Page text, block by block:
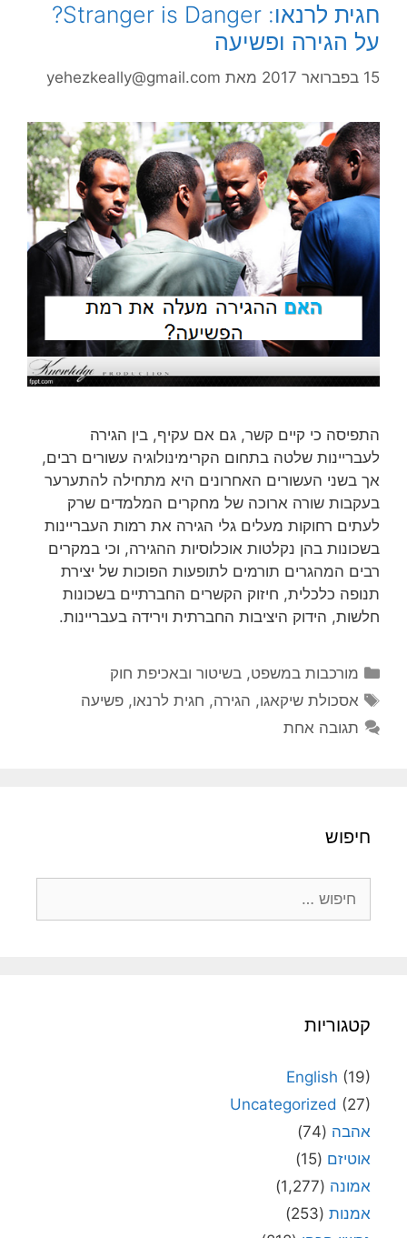
חגית לרנאו: Stranger is Danger?
על הגירה ופשיעה
15 בפברואר 2017 מאת yehezkeally@gmail.com
התפיסה כי קיים קשר, גם אם עקיף, בין הגירה
לעבריינות שלטה בתחום הקרימינולוגיה עשורים רבים,
אך בשני העשורים האחרונים היא מתחילה להתערער
בעקבות שורה ארוכה של מחקרים המלמדים שרק
לעתים רחוקות מעלים גלי הגירה את רמות העבריינות
בשכונות בהן נקלטות אוכלוסיות ההגירה, וכי במקרים
רבים המהגרים תורמים לתופעות הפוכות של יצירת
תנופה כלכלית, חיזוק הקשרים החברתיים בשכונות
חלשות, הידוק היציבות החברתית וירידה בעבריינות.
קטגוריות
מורכבות במשפט, בשיטור ובאכיפת חוק
תגיות
אסכולת שיקאגו, הגירה, חגית לרנאו,פשיעה
תגובה אחת
חיפוש
קטגוריות
English (19)
Uncategorized (27)
אהבה (74)
אוטיזם (15)
אמונה (1,277)
אמנות (253)